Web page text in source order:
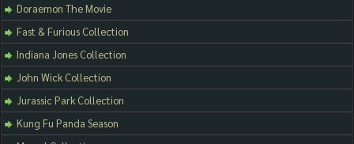
Doraemon The Movie
Fast & Furious Collection
Indiana Jones Collection
John Wick Collection
Jurassic Park Collection
Kung Fu Panda Season